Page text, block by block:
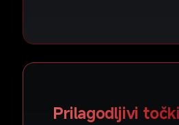
Prilagodljivi